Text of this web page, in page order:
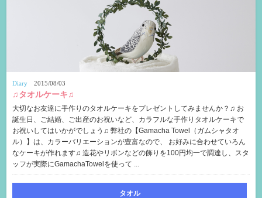
Diary 2015/08/03
♫タオルケーキ♫
大切なお友達に手作りのタオルケーキをプレゼントしてみませんか？♫ お
誕生日、ご結婚、ご出産のお祝いなど、カラフルな手作りタオルケーキで
お祝いしてはいかがでしょう♫ 弊社の【Gamacha Towel（ガムシャタオ
ル）】は、カラーバリエーションが豊富なので、 お好みに合わせていろん
なケーキが作れます♫ 造花やリボンなどの飾りを100円均一で調達し、スタ
ッフが実際にGamachaTowelを使って ...
タオル